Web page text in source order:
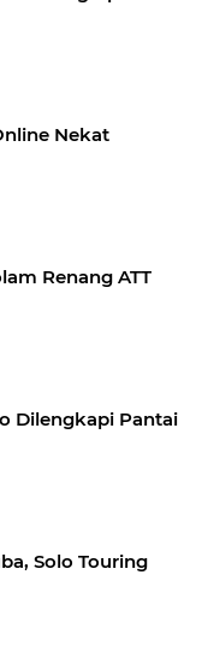
Nekat
Renang ATT
Dilengkapi Pantai
Solo Touring